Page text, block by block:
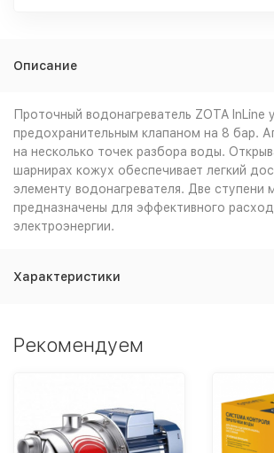
Описание
Проточный водонагреватель ZOTA InLine
предохранительным клапаном на 8 бар.
на несколько точек разбора воды.
шарнирах кожух обеспечивает легкий
элементу водонагревателя. Две ступени
предназначены для эффективного
электроэнергии.
Характеристики
Рекомендуем